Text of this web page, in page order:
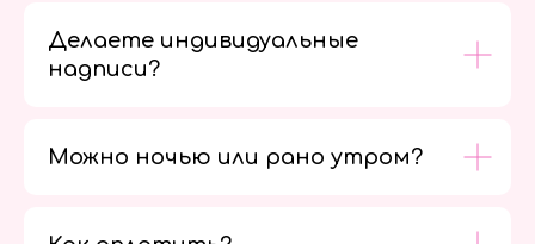
Делаете индивидуальные
надписи?
Можно ночью или рано утром?